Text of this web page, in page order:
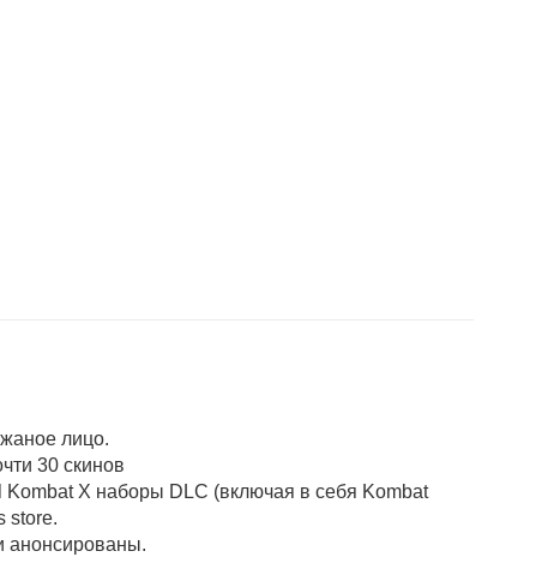
лицо.
30 скинов
X наборы DLC (включая в себя Kombat
store.
анонсированы.